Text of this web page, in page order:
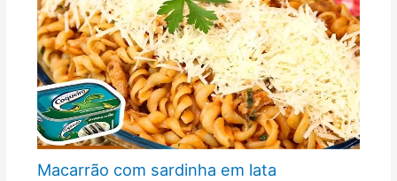
Macarrão com sardinha em lata